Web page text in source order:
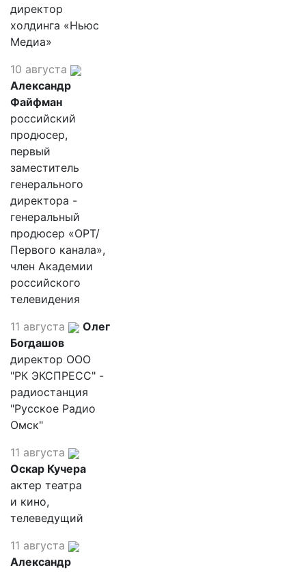
директор
холдинга «Ньюс
Медиа»
10 августа
Александр
Файфман
российский
продюсер,
первый
заместитель
генерального
директора -
генеральный
продюсер «ОРТ/
Первого канала»,
член Академии
российского
телевидения
11 августа
Олег
Богдашов
директор ООО
"РК ЭКСПРЕСС" -
радиостанция
"Русское Радио
Омск"
11 августа
Оскар Кучера
актер театра
и кино,
телеведущий
11 августа
Александр